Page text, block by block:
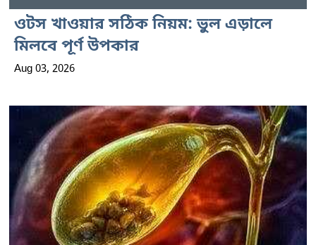
ওটস খাওয়ার সঠিক নিয়ম: ভুল এড়ালে
মিলবে পূর্ণ উপকার
Aug 03, 2026